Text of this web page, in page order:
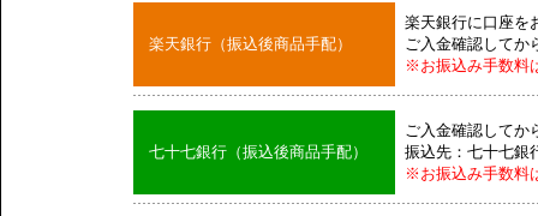
楽天銀行（振込後商品手配）
楽天銀行に口座を
ご入金確認してか
※お振込み手数料
七十七銀行（振込後商品手配）
ご入金確認してか
振込先：七十七銀
※お振込み手数料